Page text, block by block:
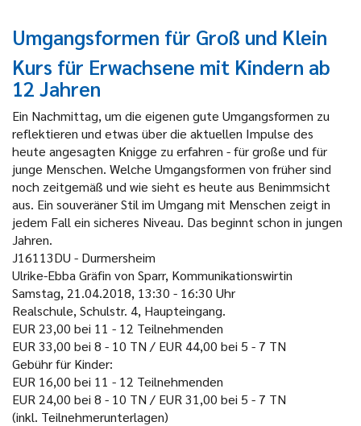
Umgangsformen für Groß und Klein
Kurs für Erwachsene mit Kindern ab
12 Jahren
Ein Nachmittag, um die eigenen gute Umgangsformen zu
reflektieren und etwas über die aktuellen Impulse des
heute angesagten Knigge zu erfahren - für große und für
junge Menschen. Welche Umgangsformen von früher sind
noch zeitgemäß und wie sieht es heute aus Benimmsicht
aus. Ein souveräner Stil im Umgang mit Menschen zeigt in
jedem Fall ein sicheres Niveau. Das beginnt schon in jungen
Jahren.
J16113DU - Durmersheim
Ulrike-Ebba Gräfin von Sparr, Kommunikationswirtin
Samstag, 21.04.2018, 13:30 - 16:30 Uhr
Realschule, Schulstr. 4, Haupteingang.
EUR 23,00 bei 11 - 12 Teilnehmenden
EUR 33,00 bei 8 - 10 TN / EUR 44,00 bei 5 - 7 TN
Gebühr für Kinder:
EUR 16,00 bei 11 - 12 Teilnehmenden
EUR 24,00 bei 8 - 10 TN / EUR 31,00 bei 5 - 7 TN
(inkl. Teilnehmerunterlagen)